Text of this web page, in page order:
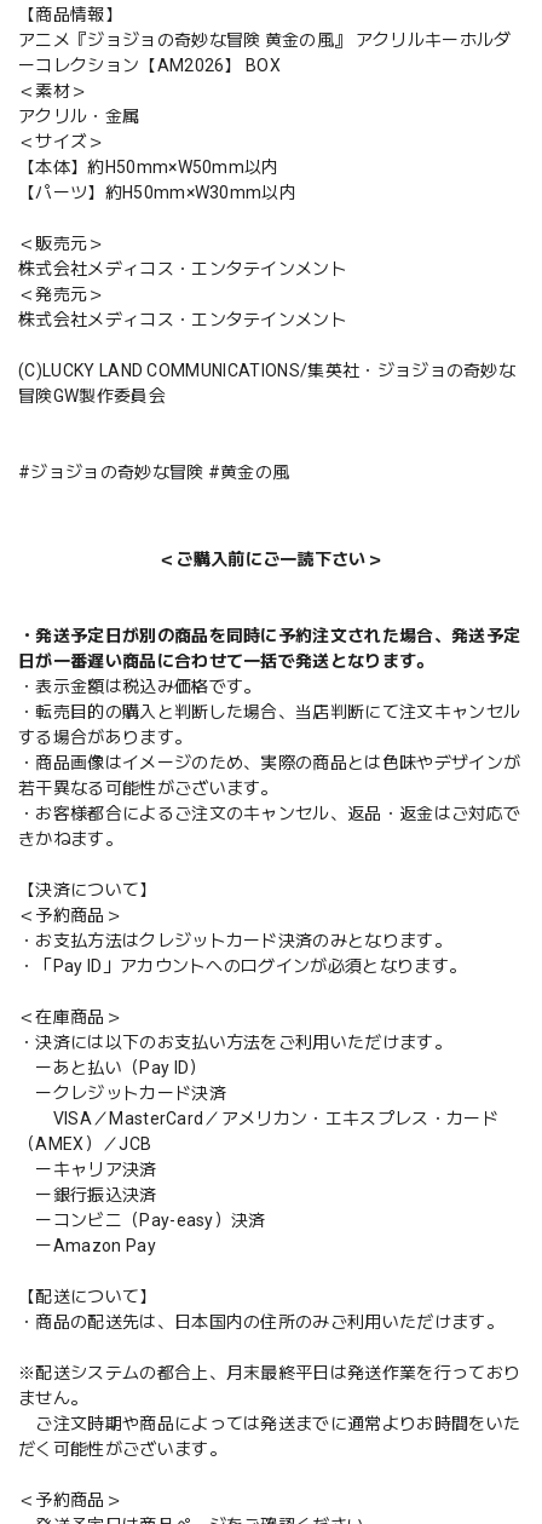
【商品情報】
アニメ『ジョジョの奇妙な冒険 黄金の風』 アクリルキーホルダ
ーコレクション【AM2026】 BOX
＜素材＞
アクリル・金属
＜サイズ＞
【本体】約H50mm×W50mm以内
【パーツ】約H50mm×W30mm以内
＜販売元＞
株式会社メディコス・エンタテインメント
＜発売元＞
株式会社メディコス・エンタテインメント
(C)LUCKY LAND COMMUNICATIONS/集英社・ジョジョの奇妙な
冒険GW製作委員会
#ジョジョの奇妙な冒険 #黄金の風
＜ご購入前にご一読下さい＞
・発送予定日が別の商品を同時に予約注文された場合、発送予定
日が一番遅い商品に合わせて一括で発送となります。
・表示金額は税込み価格です。
・転売目的の購入と判断した場合、当店判断にて注文キャンセル
する場合があります。
・商品画像はイメージのため、実際の商品とは色味やデザインが
若干異なる可能性がございます。
・お客様都合によるご注文のキャンセル、返品・返金はご対応で
きかねます。
【決済について】
＜予約商品＞
・お支払方法はクレジットカード決済のみとなります。
・「Pay ID」アカウントへのログインが必須となります。
＜在庫商品＞
・決済には以下のお支払い方法をご利用いただけます。
ーあと払い（Pay ID）
ークレジットカード決済
VISA／MasterCard／アメリカン・エキスプレス・カード
（AMEX）／JCB
ーキャリア決済
ー銀行振込決済
ーコンビニ（Pay-easy）決済
ーAmazon Pay
【配送について】
・商品の配送先は、日本国内の住所のみご利用いただけます。
※配送システムの都合上、月末最終平日は発送作業を行っており
ません。
ご注文時期や商品によっては発送までに通常よりお時間をいた
だく可能性がございます。
＜予約商品＞